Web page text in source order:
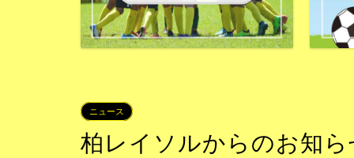
ニュース
柏レイソルからのお知